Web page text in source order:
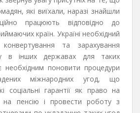
які виїхали, наразі знайшли
працюють відповідно до
країн. Україні необхідний
та зарахування
в інших державах для таких
поновити процедури
міжнародних угод, що
соціальні гарантії як право на
пенсію і провести роботу з